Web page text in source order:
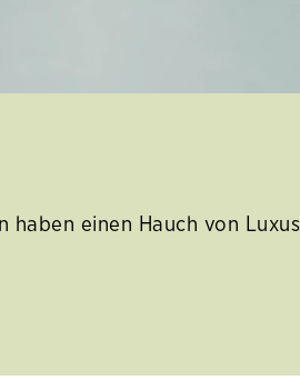
haben einen Hauch von